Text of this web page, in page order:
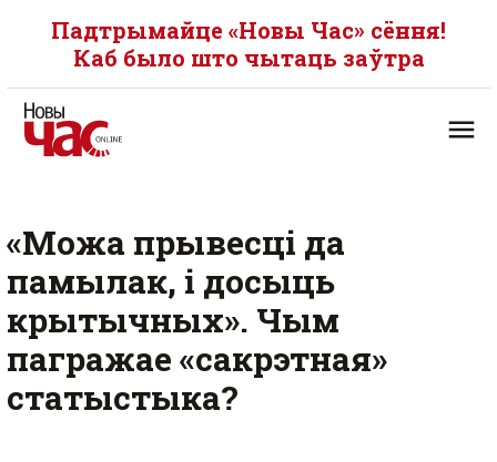
Падтрымайце «Новы Час» сёння!
Каб было што чытаць заўтра
«Можа прывесці да
памылак, і досыць
крытычных». Чым
пагражае «сакрэтная»
статыстыка?